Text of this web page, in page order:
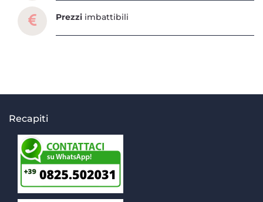
Prezzi imbattibili
Recapiti